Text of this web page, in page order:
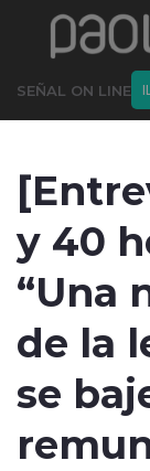
Click acá para
SEÑAL ON LINE
y 40
“Una
de la
se